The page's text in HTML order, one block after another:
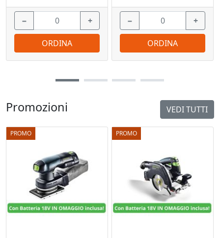
Promozioni VEDI TUTTI
PROMO PROMO
− +
ORDINA
− +
ORDINA